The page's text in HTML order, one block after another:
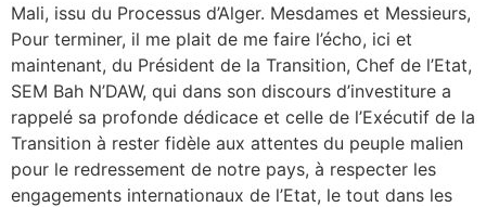
Mali, issu du Processus d’Alger. Mesdames et Messieurs,
Pour terminer, il me plait de me faire l’écho, ici et
maintenant, du Président de la Transition, Chef de l’Etat,
SEM Bah N’DAW, qui dans son discours d’investiture a
rappelé sa profonde dédicace et celle de l’Exécutif de la
Transition à rester fidèle aux attentes du peuple malien
pour le redressement de notre pays, à respecter les
engagements internationaux de l’Etat, le tout dans les